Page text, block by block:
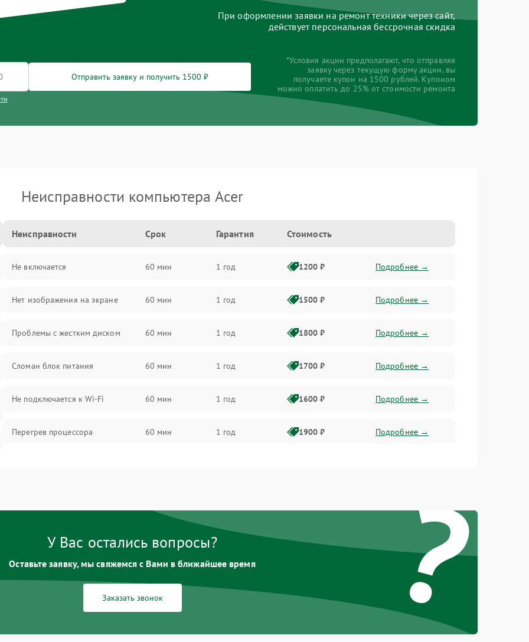
При оформлении заявки на ремонт техники через сайт,
действует персональная бессрочная скидка
Отправить заявку и получить 1500 ₽
*Условия акции предполагают, что отправляя
заявку через текущую форму акции, вы
получаете купон на 1500 рублей. Купоном
можно оплатить до 25% от стоимости ремонта
Неисправности компьютера Acer
Неисправности Срок Гарантия Стоимость
Не включается 60 мин 1 год 1200 ₽ Подробнее →
Нет изображения на экране 60 мин 1 год 1500 ₽ Подробнее →
Проблемы с жестким диском 60 мин 1 год 1800 ₽ Подробнее →
Сломан блок питания 60 мин 1 год 1700 ₽ Подробнее →
Не подключается к Wi-Fi 60 мин 1 год 1600 ₽ Подробнее →
Перегрев процессора 60 мин 1 год 1900 ₽ Подробнее →
Не работает система охлаждения 60 мин 1 год 1700 ₽
памяти
Подробнее →
Подробнее →
?
У Вас остались вопросы?
Оставьте заявку, мы свяжемся с Вами в ближайшее время
Заказать звонок